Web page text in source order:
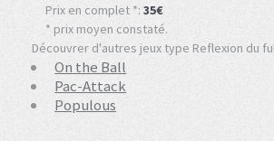
Prix en complet *: 35€
* prix moyen constaté.
Découvrer d'autres jeux type Reflexion du
On the Ball
Pac-Attack
Populous